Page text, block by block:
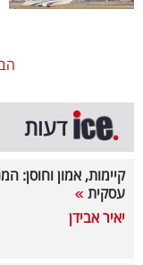
המילון
הכלכלי
פודקאסט
40
דעות
קיימות, אמון
עסקית
יאיר אבידן